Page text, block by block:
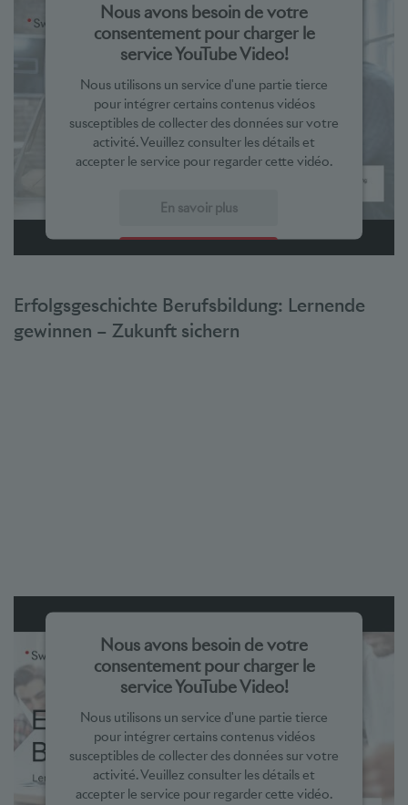
Nous avons besoin de votre
consentement pour charger le
service YouTube Video!
Nous utilisons un service d'une partie tierce
pour intégrer certains contenus vidéos
susceptibles de collecter des données sur votre
activité. Veuillez consulter les détails et
accepter le service pour regarder cette vidéo.
En savoir plus
Accepter
powered byUsercentrics Consent Management Platform
Erfolgsgeschichte Berufsbildung: Lernende
gewinnen – Zukunft sichern
Nous avons besoin de votre
consentement pour charger le
service YouTube Video!
Nous utilisons un service d'une partie tierce
pour intégrer certains contenus vidéos
susceptibles de collecter des données sur votre
activité. Veuillez consulter les détails et
accepter le service pour regarder cette vidéo.